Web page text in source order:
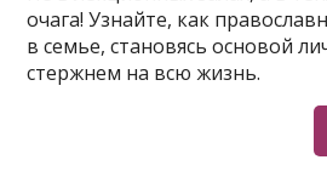
очага! Узнайте, как
в семье, становясь основой
стержнем на всю жизнь.